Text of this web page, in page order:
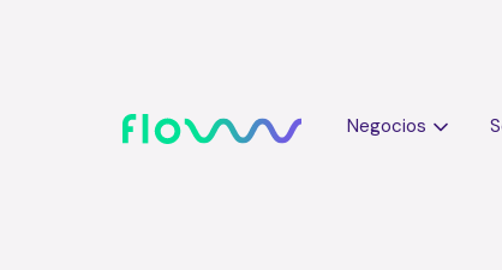
Negocios